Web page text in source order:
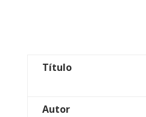
Título
Autor